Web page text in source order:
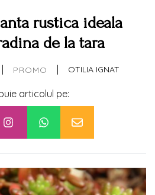
rustica ideala
de la tara
| PROMO | OTILIA IGNAT
articolul pe: